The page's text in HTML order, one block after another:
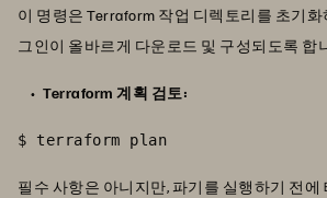
이 명령은 Terraform 작업 디렉토리를 초기
그인이 올바르게 다운로드 및 구성되도록 합
Terraform 계획 검토:
$ terraform plan
필수 사항은 아니지만, 파기를 실행하기 전